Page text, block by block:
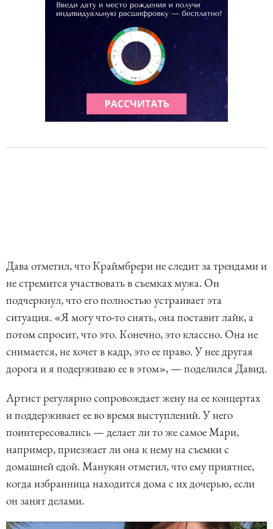
Дава отметил, что Краймбрери не следит за трендами и
не стремится участвовать в съемках мужа. Он
подчеркнул, что его полностью устраивает эта
ситуация. «Я могу что-то снять, она поставит лайк, а
потом спросит, что это. Конечно, это классно. Она не
снимается, не хочет в кадр, это ее право. У нее другая
дорога и я подерживаю ее в этом», — поделился Давид.
Артист регулярно сопровождает жену на ее концертах
и поддерживает ее во время выступлений. У него
поинтересовались — делает ли то же самое Мари,
например, приезжает ли она к нему на съемки с
домашней едой. Манукян отметил, что ему приятнее,
когда избранница находится дома с их дочерью, если
он занят делами.